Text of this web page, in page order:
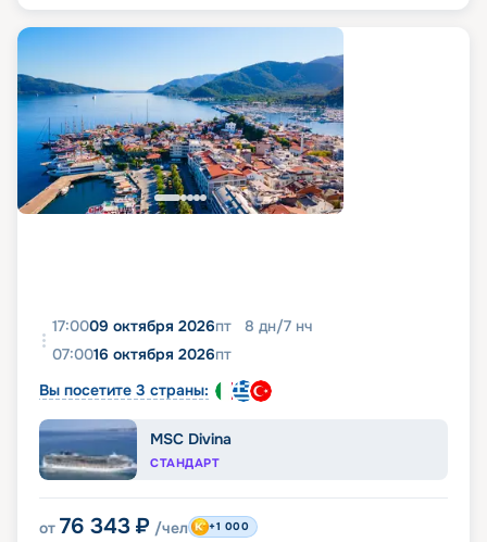
17:0009 октября 2026пт 8 дн/7 нч
07:0016 октября 2026пт
Вы посетите 3 страны:
MSC Divina
СТАНДАРТ
от 76 343 ₽ /чел +1 000